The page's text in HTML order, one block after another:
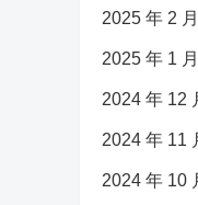
2025 年 2 月
2025 年 1 月
2024 年 12
2024 年 11
2024 年 10